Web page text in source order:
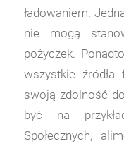
ładowaniem.
nie mogą
pożyczek.
wszystkie źródła
swoją zdolność
być na
Społecznych,